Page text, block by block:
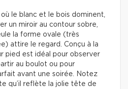
le blanc et le bois dominent,
un miroir au contour sobre,
la forme ovale (très
attire le regard. Conçu à la
pied est idéal pour observer
au boulot ou pour
avant une soirée. Notez
qu’il reflète la jolie tête de